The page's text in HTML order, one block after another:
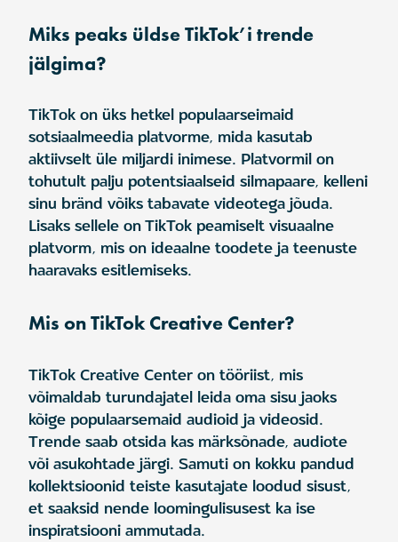
Miks peaks üldse TikTok’i trende
jälgima?
TikTok on üks hetkel populaarseimaid
sotsiaalmeedia platvorme, mida kasutab
aktiivselt üle miljardi inimese. Platvormil on
tohutult palju potentsiaalseid silmapaare, kelleni
sinu bränd võiks tabavate videotega jõuda.
Lisaks sellele on TikTok peamiselt visuaalne
platvorm, mis on ideaalne toodete ja teenuste
haaravaks esitlemiseks.
Mis on TikTok Creative Center?
TikTok Creative Center on tööriist, mis
võimaldab turundajatel leida oma sisu jaoks
kõige populaarsemaid audioid ja videosid.
Trende saab otsida kas märksõnade, audiote
või asukohtade järgi. Samuti on kokku pandud
kollektsioonid teiste kasutajate loodud sisust,
et saaksid nende loomingulisusest ka ise
inspiratsiooni ammutada.